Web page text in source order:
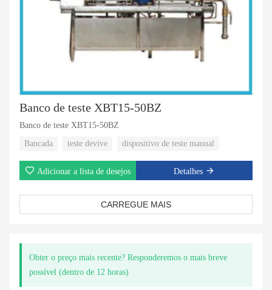
Banco de teste XBT15-50BZ
Banco de teste XBT15-50BZ
Bancada
teste devive dispositivo de teste manual
Adicionar a lista de desejos Detalhes
CARREGUE MAIS
Obter o preço mais recente? Responderemos o mais breve
possível (dentro de 12 horas)